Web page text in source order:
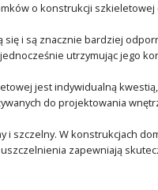
o konstrukcji
się i są znacznie bardziej
utrzymując jego
jest indywidualną
do projektowania
i szczelny. W konstrukcjach
zapewniają